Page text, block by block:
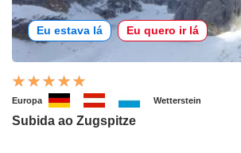
Eu estava lá Eu quero ir lá
Europa Wetterstein
Subida ao Zugspitze